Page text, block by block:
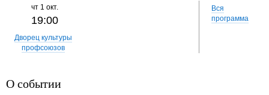
чт 1 окт.
19:00
Дворец культуры
профсоюзов
Вся
программа
О событии